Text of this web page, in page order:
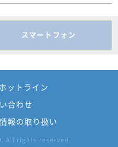
スマートフォン
ットライン
合わせ
報の取り扱い
All rights reserved.